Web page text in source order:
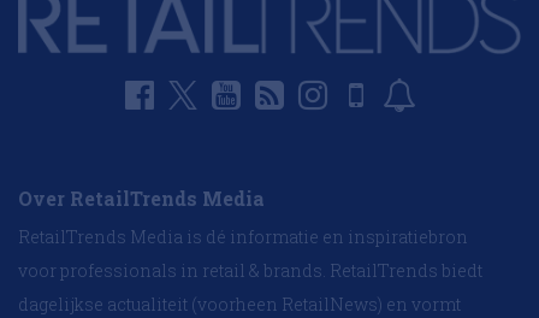
Over RetailTrends Media
RetailTrends Media is dé informatie en inspiratiebron
voor professionals in retail & brands. RetailTrends biedt
dagelijkse actualiteit (voorheen RetailNews) en vormt